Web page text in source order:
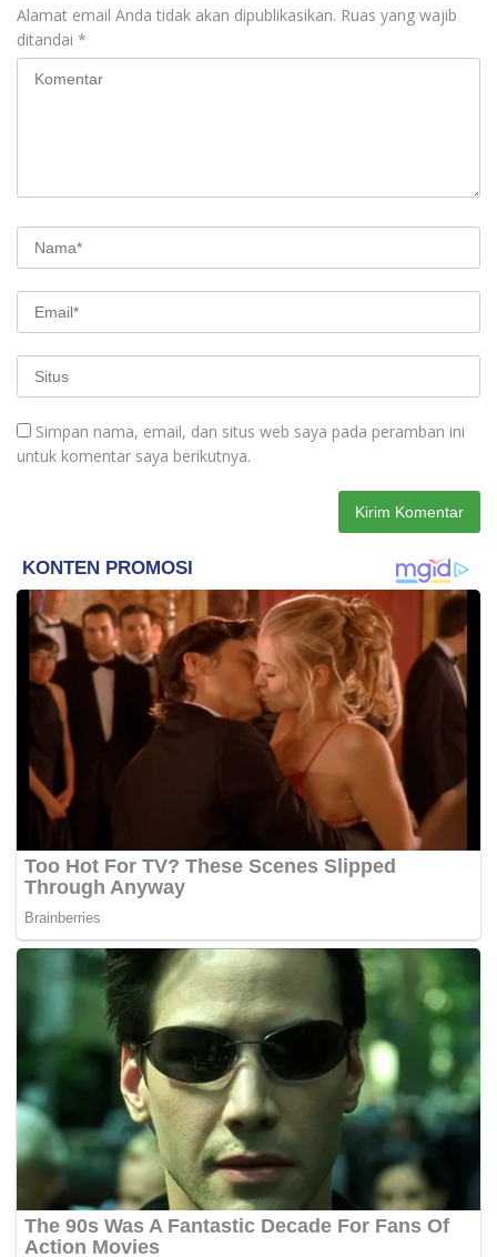
Alamat email Anda tidak akan dipublikasikan. Ruas yang wajib
ditandai *
Simpan nama, email, dan situs web saya pada peramban ini
untuk komentar saya berikutnya.